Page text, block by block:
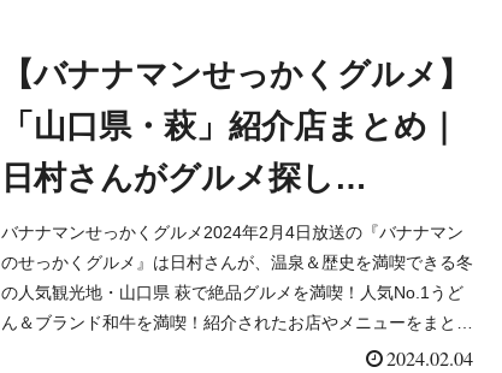
【バナナマンせっかくグルメ】
「山口県・萩」紹介店まとめ｜
日村さんがグルメ探し
（2024/2/4）
バナナマンせっかくグルメ2024年2月4日放送の『バナナマン
のせっかくグルメ』は日村さんが、温泉＆歴史を満喫できる冬
の人気観光地・山口県 萩で絶品グルメを満喫！人気No.1うど
ん＆ブランド和牛を満喫！紹介されたお店やメニューをまとめ
2024.02.04